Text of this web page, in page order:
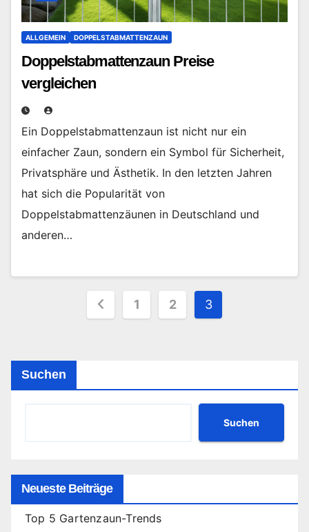
ALLGEMEIN DOPPELSTABMATTENZAUN
Doppelstabmattenzaun Preise
vergleichen
Ein Doppelstabmattenzaun ist nicht nur ein
einfacher Zaun, sondern ein Symbol für Sicherheit,
Privatsphäre und Ästhetik. In den letzten Jahren
hat sich die Popularität von
Doppelstabmattenzäunen in Deutschland und
anderen…
Seitennummerierung
1 2 3
Suchen
Suchen
Neueste Beiträge
Top 5 Gartenzaun-Trends